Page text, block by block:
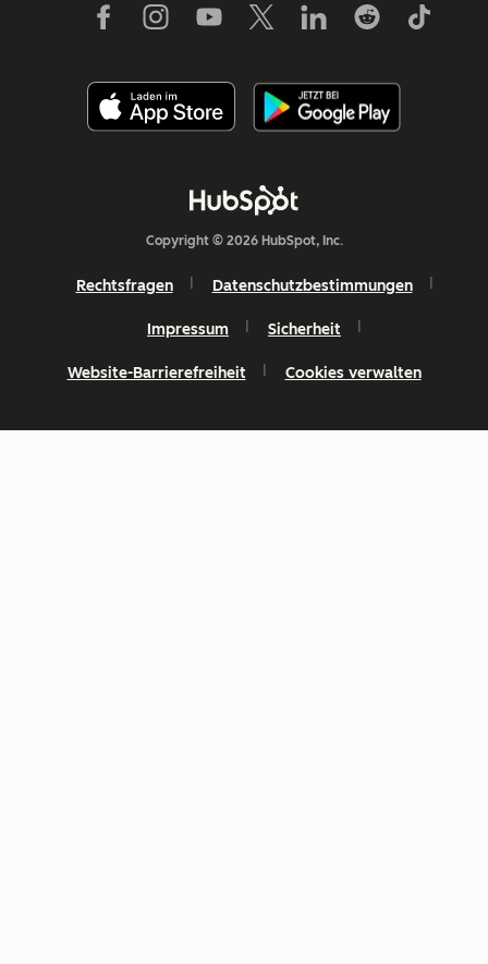
Copyright © 2026 HubSpot, Inc.
Rechtsfragen Datenschutzbestimmungen
Impressum Sicherheit
Website-Barrierefreiheit Cookies verwalten